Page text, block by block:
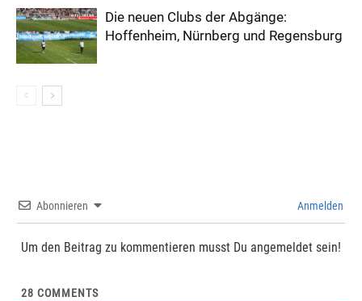
Die neuen Clubs der Abgänge:
Hoffenheim, Nürnberg und Regensburg
Abonnieren Anmelden
Um den Beitrag zu kommentieren musst Du angemeldet sein!
28 COMMENTS